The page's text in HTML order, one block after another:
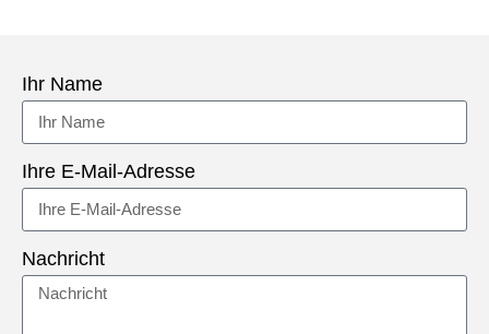
Ihr Name
Ihre E-Mail-Adresse
Nachricht